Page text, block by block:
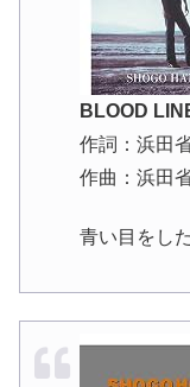
BLOOD
作詞：浜田
作曲：浜田
青い目をし